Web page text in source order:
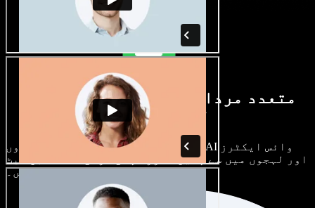
متعدد مردانہ و زنانہ آوازیں اور
لہجے دستیاب
ہر پروجیکٹ الگ ہوتا ہے۔ سینکڑوں AI وائس ایکٹرز
اور لہجوں میں سے چنیں، اور اپنی مرضی کے مطابق سیٹ
کریں۔